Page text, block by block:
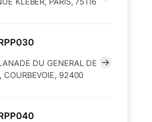
DU GENERAL DE
COURBEVOIE, 92400